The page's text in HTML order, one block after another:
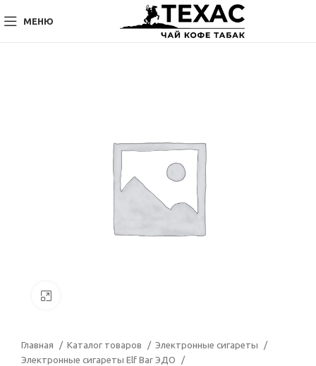
МЕНЮ
Главная Каталог товаров
Электронные сигареты
Электронные сигареты Elf Bar ЭДО